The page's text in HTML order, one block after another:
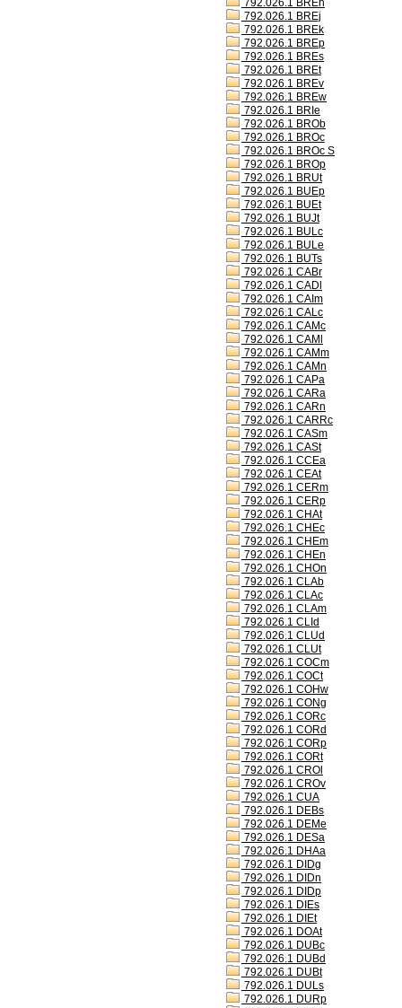
792.026.1 BREh
792.026.1 BREj
792.026.1 BREk
792.026.1 BREp
792.026.1 BREs
792.026.1 BREt
792.026.1 BREv
792.026.1 BREw
792.026.1 BRIe
792.026.1 BROb
792.026.1 BROc
792.026.1 BROc S
792.026.1 BROp
792.026.1 BRUt
792.026.1 BUEp
792.026.1 BUEt
792.026.1 BUJt
792.026.1 BULc
792.026.1 BULe
792.026.1 BUTs
792.026.1 CABr
792.026.1 CADl
792.026.1 CAIm
792.026.1 CALc
792.026.1 CAMc
792.026.1 CAMl
792.026.1 CAMm
792.026.1 CAMn
792.026.1 CAPa
792.026.1 CARa
792.026.1 CARn
792.026.1 CARRc
792.026.1 CASm
792.026.1 CASt
792.026.1 CCEa
792.026.1 CEAt
792.026.1 CERm
792.026.1 CERp
792.026.1 CHAt
792.026.1 CHEc
792.026.1 CHEm
792.026.1 CHEn
792.026.1 CHOn
792.026.1 CLAb
792.026.1 CLAc
792.026.1 CLAm
792.026.1 CLId
792.026.1 CLUd
792.026.1 CLUt
792.026.1 COCm
792.026.1 COCt
792.026.1 COHw
792.026.1 CONg
792.026.1 CORc
792.026.1 CORd
792.026.1 CORp
792.026.1 CORt
792.026.1 CROl
792.026.1 CROv
792.026.1 CUA
792.026.1 DEBs
792.026.1 DEMe
792.026.1 DESa
792.026.1 DHAa
792.026.1 DIDg
792.026.1 DIDn
792.026.1 DIDp
792.026.1 DIEs
792.026.1 DIEt
792.026.1 DOAt
792.026.1 DUBc
792.026.1 DUBd
792.026.1 DUBt
792.026.1 DULs
792.026.1 DURp